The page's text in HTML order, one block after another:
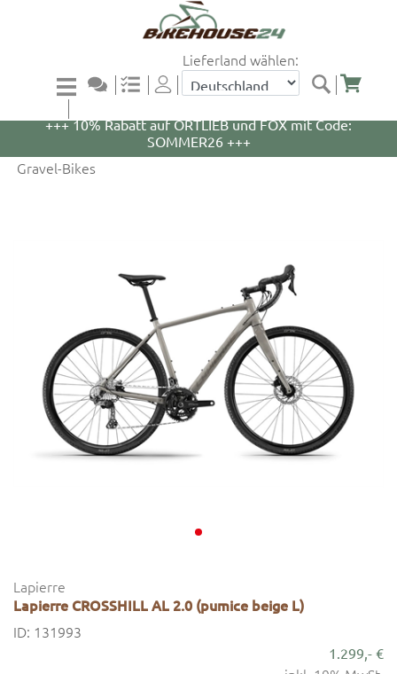
Lieferland wählen:
+++ 5% Rabatt auf WOOM Bikes und Zubehör mit
+++ 10% Rabatt auf ORTLIEB und FOX mit Code:
SOMMER26 +++
Gravel-Bikes
Lapierre
Lapierre CROSSHILL AL 2.0 (pumice beige L)
ID: 131993
1.299,- €